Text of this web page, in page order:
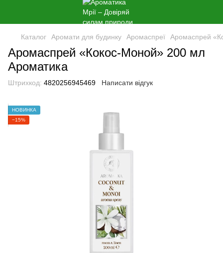
Каталог Аромати для будинку Аромаспреї Аромаспрей
Аромаспрей «Кокос-Моной» 200 мл
Ароматика
Штрихкод: 4820256945469 Написати відгук
НОВИНКА
−15%